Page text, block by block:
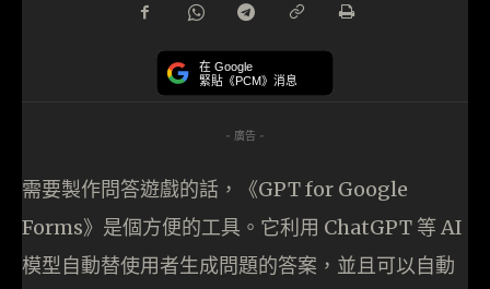
在 Google
緊貼《PCM》消息
- 廣告 -
需要製作問答遊戲的話，《GPT for Google
Forms》是個方便的工具。它利用 ChatGPT 等 AI
模型自動替使用者生成問題的答案，並且可以自動